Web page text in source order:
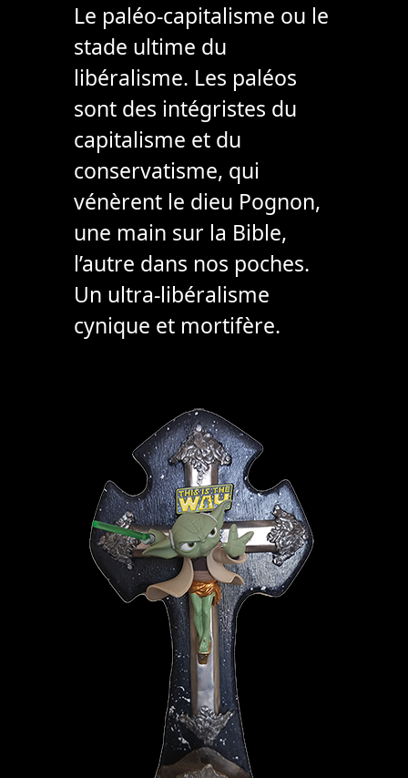
Le paléo-capitalisme ou le
stade ultime du
libéralisme. Les paléos
sont des intégristes du
capitalisme et du
conservatisme, qui
vénèrent le dieu Pognon,
une main sur la Bible,
l’autre dans nos poches.
Un ultra-libéralisme
cynique et mortifère.